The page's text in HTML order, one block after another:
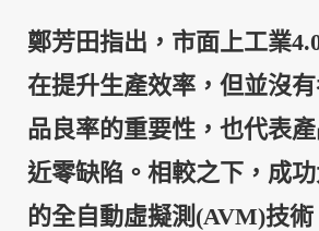
鄭芳田指出，市面上工業
在提升生產效率，但並沒
品良率的重要性，也代表
近零缺陷。相較之下，成
的全自動虛擬測 (AVM)技